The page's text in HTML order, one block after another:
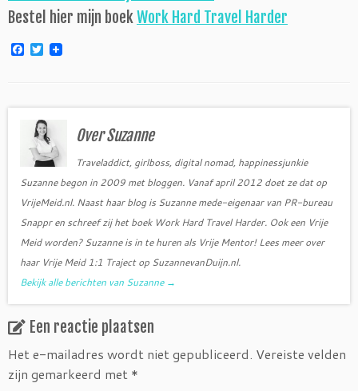
Bestel hier mijn boekWork Hard Travel Harder
F
o
T
w
e
r
Over Suzanne
Traveladdict, girlboss, digital nomad, happinessjunkie
Suzanne begon in 2009 met bloggen. Vanaf april 2012 doet ze dat op
VrijeMeid.nl. Naast haar blog is Suzanne mede-eigenaar van PR-bureau
Snappr en schreef zij het boek Work Hard Travel Harder. Ook een Vrije
Meid worden? Suzanne is in te huren als Vrije Mentor! Lees meer over
haar Vrije Meid 1:1 Traject op SuzannevanDuijn.nl.
Bekijk alle berichten van Suzanne →
Een reactie plaatsen
Het e-mailadres wordt niet gepubliceerd. Vereiste velden
zijn gemarkeerd met *